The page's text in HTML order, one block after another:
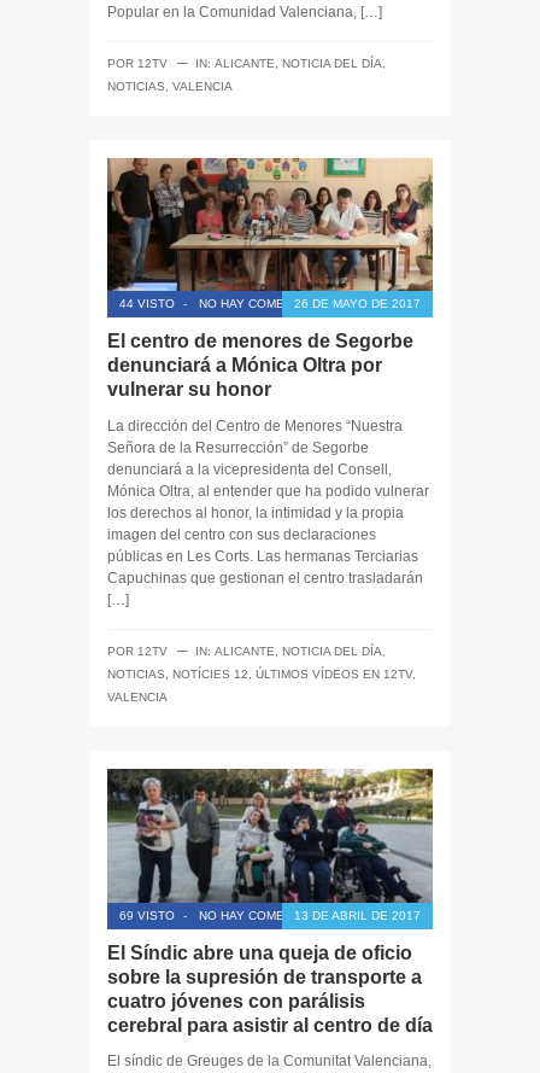
Popular en la Comunidad Valenciana, […]
POR 12TV ─ IN: ALICANTE NOTICIA DEL DÍA
NOTICIAS
VALENCIA
44 VISTO - NO HAY COMENTARIOS26 DE MAYO DE 2017
El centro de menores de Segorbe
denunciará a Mónica Oltra por
vulnerar su honor
La dirección del Centro de Menores “Nuestra
Señora de la Resurrección” de Segorbe
denunciará a la vicepresidenta del Consell,
Mónica Oltra, al entender que ha podido vulnerar
los derechos al honor, la intimidad y la propia
imagen del centro con sus declaraciones
públicas en Les Corts. Las hermanas Terciarias
Capuchinas que gestionan el centro trasladarán
[…]
POR 12TV ─ IN: ALICANTE NOTICIA DEL DÍA
NOTICIAS
NOTÍCIES 12 ÚLTIMOS VÍDEOS EN 12TV,
VALENCIA
69 VISTO - NO HAY COMENTARIOS13 DE ABRIL DE 2017
El Síndic abre una queja de oficio
sobre la supresión de transporte a
cuatro jóvenes con parálisis
cerebral para asistir al centro de día
El síndic de Greuges de la Comunitat Valenciana,